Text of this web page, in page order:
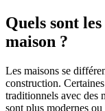
Quels sont
maison ?
Les maisons se
construction.
traditionnels avec des
sont plus modernes